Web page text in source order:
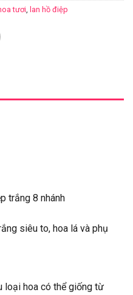
tươi, lan hồ điệp
trắng 8 nhánh
siêu to, hoa lá và phụ
loại hoa có thể giống từ